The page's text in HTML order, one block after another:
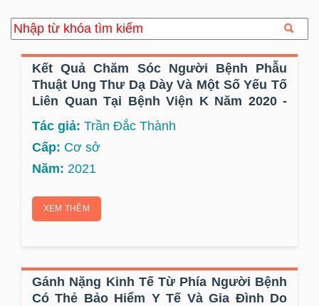
Kết Quả Chăm Sóc Người Bệnh Phẫu
Thuật Ung Thư Dạ Dày Và Một Số Yếu Tố
Liên Quan Tại Bệnh Viện K Năm 2020 -
2021
Tác giả: Trần Đắc Thành
Cấp: Cơ sở
Năm: 2021
XEM THÊM
Gánh Nặng Kinh Tế Từ Phía Người Bệnh
Có Thẻ Bảo Hiểm Y Tế Và Gia Đình Do